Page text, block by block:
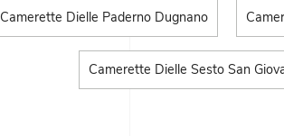
Camerette Dielle Paderno Dugnano
Camerette Dielle Sesto San